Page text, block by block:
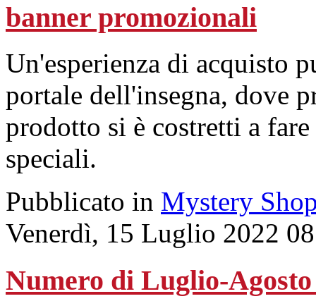
banner promozionali
Un'esperienza di acquisto
portale dell'insegna, dove
prodotto si è costretti a
speciali.
Pubblicato in Mystery
Venerdì, 15 Luglio 2022
Numero di Luglio-Agosto